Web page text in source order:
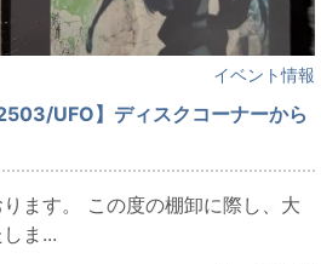
イベント情報
UFO】ディスクコーナーから
ます。 この度の棚卸に際し、大
ま...